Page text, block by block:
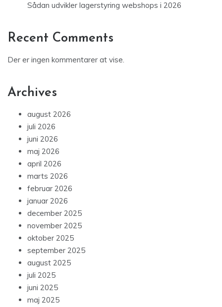
Sådan udvikler lagerstyring webshops i 2026
Recent Comments
Der er ingen kommentarer at vise.
Archives
august 2026
juli 2026
juni 2026
maj 2026
april 2026
marts 2026
februar 2026
januar 2026
december 2025
november 2025
oktober 2025
september 2025
august 2025
juli 2025
juni 2025
maj 2025